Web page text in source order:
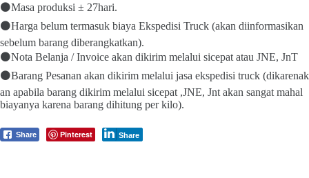
⚫Masa produksi ± 27hari.
⚫Harga belum termasuk biaya Ekspedisi Truck (akan diinformasikan
sebelum barang diberangkatkan).
⚫Nota Belanja / Invoice akan dikirim melalui sicepat atau JNE, JnT
⚫Barang Pesanan akan dikirim melalui jasa ekspedisi truck (dikarenak
an apabila barang dikirim melalui sicepat ,JNE, Jnt akan sangat mahal
biayanya karena barang dihitung per kilo).
Share Pinterest Share